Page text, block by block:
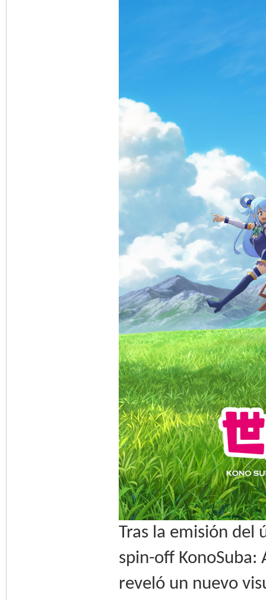
Tras la emisión del
spin-off KonoSuba:
reveló un nuevo